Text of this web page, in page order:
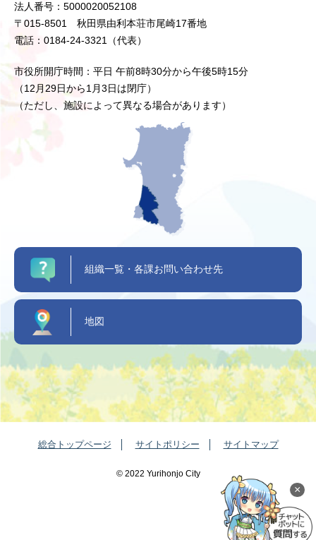
×
法人番号：5000020052108
〒015-8501 秋田県由利本荘市尾崎17番地
電話：0184-24-3321（代表）
市役所開庁時間：平日 午前8時30分から午後5時15分
（12月29日から1月3日は閉庁）
（ただし、施設によって異なる場合があります）
組織一覧・各課お問い合わせ先
地図
総合トップページ サイトポリシー サイトマップ
©️ 2022 Yurihonjo City